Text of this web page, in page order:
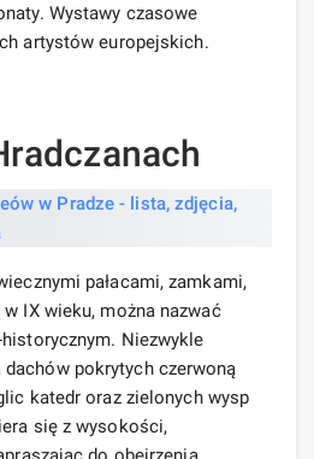
Wystawy czasowe
artystów europejskich.
pałacami, zamkami,
w IX wieku, można nazwać
Niezwykle
pokrytych czerwoną
katedr oraz zielonych wysp
się z wysokości,